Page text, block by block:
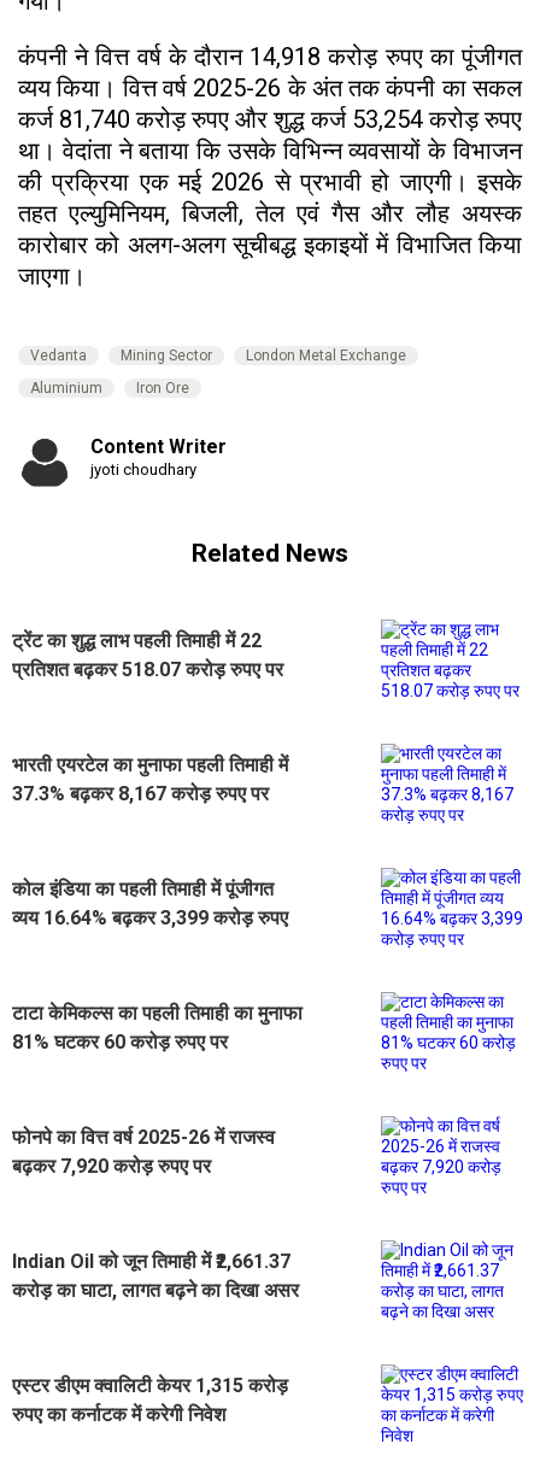
कंपनी ने वित्त वर्ष के दौरान 14,918 करोड़ रुपए का पूंजीगत
व्यय किया। वित्त वर्ष 2025-26 के अंत तक कंपनी का सकल
कर्ज 81,740 करोड़ रुपए और शुद्ध कर्ज 53,254 करोड़ रुपए
था। वेदांता ने बताया कि उसके विभिन्न व्यवसायों के विभाजन
की प्रक्रिया एक मई 2026 से प्रभावी हो जाएगी। इसके
तहत एल्युमिनियम, बिजली, तेल एवं गैस और लौह अयस्क
कारोबार को अलग-अलग सूचीबद्ध इकाइयों में विभाजित किया
जाएगा।
Vedanta Mining Sector
London Metal Exchange
Aluminium
Iron Ore
Content Writer
jyoti choudhary
Related News
ट्रेंट का शुद्ध लाभ पहली तिमाही में 22
प्रतिशत बढ़कर 518.07 करोड़ रुपए पर
भारती एयरटेल का मुनाफा पहली तिमाही में
37.3% बढ़कर 8,167 करोड़ रुपए पर
कोल इंडिया का पहली तिमाही में पूंजीगत
व्यय 16.64% बढ़कर 3,399 करोड़ रुपए
टाटा केमिकल्स का पहली तिमाही का मुनाफा
81% घटकर 60 करोड़ रुपए पर
फोनपे का वित्त वर्ष 2025-26 में राजस्व
बढ़कर 7,920 करोड़ रुपए पर
Indian Oil को जून तिमाही में ₹2,661.37
करोड़ का घाटा, लागत बढ़ने का दिखा असर
एस्टर डीएम क्वालिटी केयर 1,315 करोड़
रुपए का कर्नाटक में करेगी निवेश